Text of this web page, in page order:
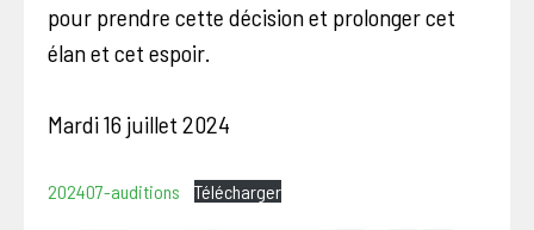
pour prendre cette décision et prolonger cet
élan et cet espoir.
Mardi 16 juillet 2024
202407-auditions Télécharger